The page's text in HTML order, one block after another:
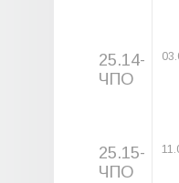
25.14-
ЧПО
25.15-
ЧПО